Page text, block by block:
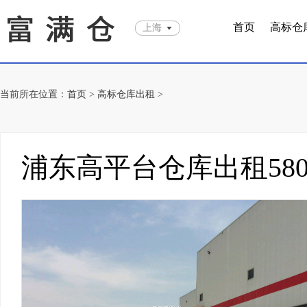
上海 首页 高标仓
当前所在位置： 首页 > 高标仓库出租 >
浦东高平台仓库出租